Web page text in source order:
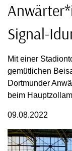
Signal-
Mit einer
gemütlichen
Dortmunder
beim
09.08.2022